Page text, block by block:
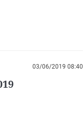
03/06/2019 08:40